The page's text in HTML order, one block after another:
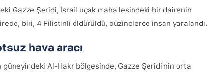
Gazze Şeridi, İsrail uçak mahallesindeki bir dairenin
biri, 4 Filistinli öldürüldü, düzinelerce insan yaralandı.
hava aracı
güneyindeki Al-Hakr bölgesinde, Gazze Şeridi'nin orta